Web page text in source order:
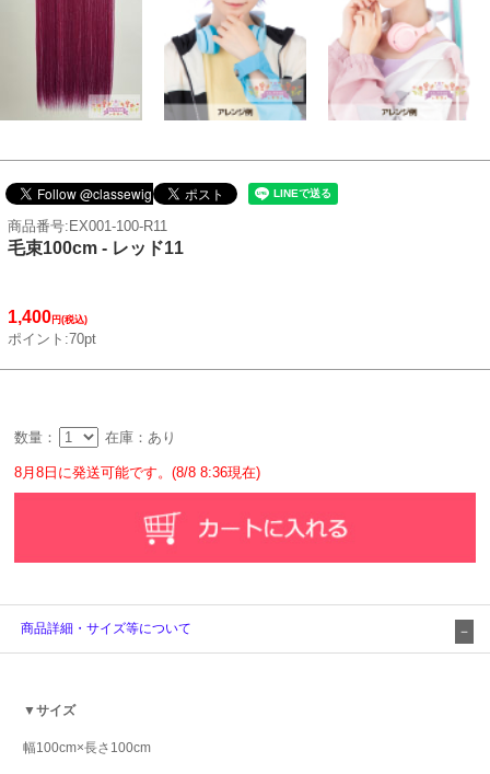
商品番号:EX001-100-R11
毛束100cm - レッド11
1,400円(税込)
ポイント:70pt
数量： 在庫：あり
8月8日に発送可能です。(8/8 8:36現在)
商品詳細・サイズ等について
▼サイズ
幅100cm×長さ100cm